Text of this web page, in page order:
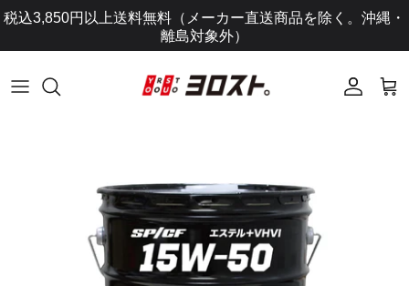
コ
テ
ツ
税込3,850円以上送料無料（メーカー直送商品を除く。沖縄・
離島対象外）